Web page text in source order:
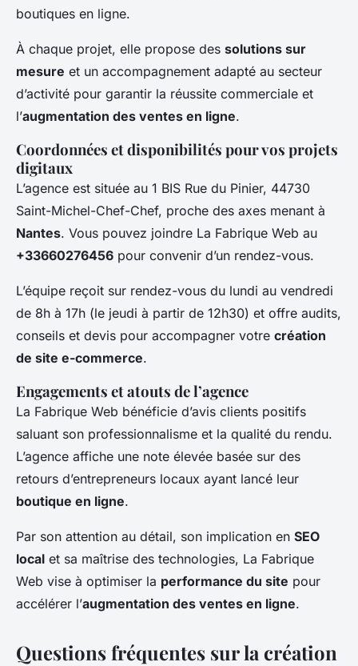
boutiques en ligne.
À chaque projet, elle propose des solutions sur
mesure et un accompagnement adapté au secteur
d’activité pour garantir la réussite commerciale et
l’augmentation des ventes en ligne.
Coordonnées et disponibilités pour vos projets
digitaux
L’agence est située au 1 BIS Rue du Pinier, 44730
Saint-Michel-Chef-Chef, proche des axes menant à
Nantes. Vous pouvez joindre La Fabrique Web au
+33660276456 pour convenir d’un rendez-vous.
L’équipe reçoit sur rendez-vous du lundi au vendredi
de 8h à 17h (le jeudi à partir de 12h30) et offre audits,
conseils et devis pour accompagner votre création
de site e-commerce.
Engagements et atouts de l’agence
La Fabrique Web bénéficie d’avis clients positifs
saluant son professionnalisme et la qualité du rendu.
L’agence affiche une note élevée basée sur des
retours d’entrepreneurs locaux ayant lancé leur
boutique en ligne.
Par son attention au détail, son implication en SEO
local et sa maîtrise des technologies, La Fabrique
Web vise à optimiser la performance du site pour
accélérer l’augmentation des ventes en ligne.
Questions fréquentes sur la création